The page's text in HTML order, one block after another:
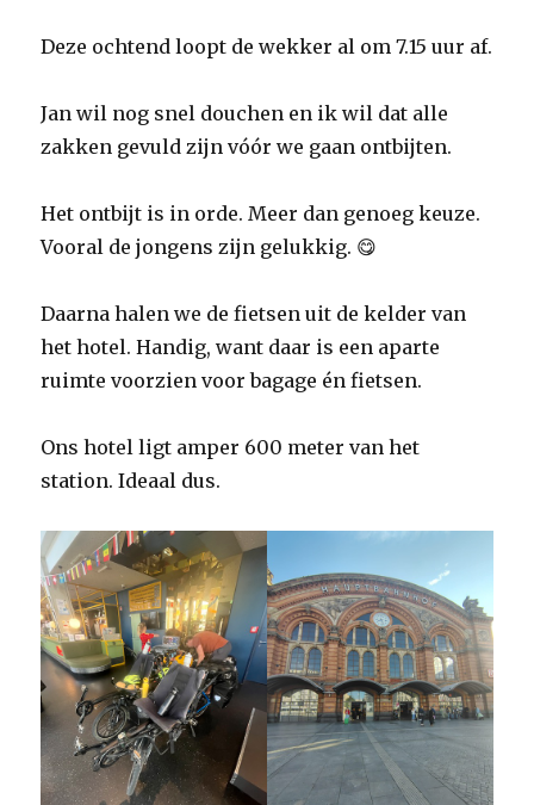
Deze ochtend loopt de wekker al om 7.15 uur af.
Jan wil nog snel douchen en ik wil dat alle
zakken gevuld zijn vóór we gaan ontbijten.
Het ontbijt is in orde. Meer dan genoeg keuze.
Vooral de jongens zijn gelukkig. 😋
Daarna halen we de fietsen uit de kelder van
het hotel. Handig, want daar is een aparte
ruimte voorzien voor bagage én fietsen.
Ons hotel ligt amper 600 meter van het
station. Ideaal dus.